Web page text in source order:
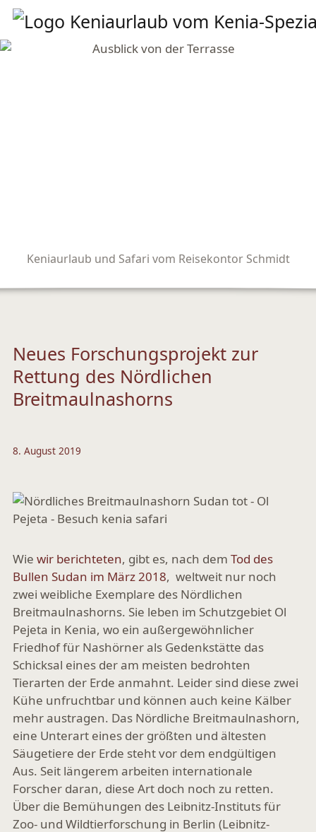
Keniaurlaub und Safari vom Reisekontor Schmidt
Neues Forschungsprojekt zur
Rettung des Nördlichen
Breitmaulnashorns
8. August 2019
Wie wir berichteten, gibt es, nach dem Tod des
Bullen Sudan im März 2018, weltweit nur noch
zwei weibliche Exemplare des Nördlichen
Breitmaulnashorns. Sie leben im Schutzgebiet Ol
Pejeta in Kenia, wo ein außergewöhnlicher
Friedhof für Nashörner als Gedenkstätte das
Schicksal eines der am meisten bedrohten
Tierarten der Erde anmahnt. Leider sind diese zwei
Kühe unfruchtbar und können auch keine Kälber
mehr austragen. Das Nördliche Breitmaulnashorn,
eine Unterart eines der größten und ältesten
Säugetiere der Erde steht vor dem endgültigen
Aus. Seit längerem arbeiten internationale
Forscher daran, diese Art doch noch zu retten.
Über die Bemühungen des Leibnitz-Instituts für
Zoo- und Wildtierforschung in Berlin (Leibnitz-